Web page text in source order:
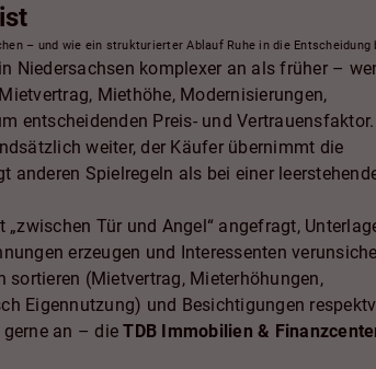
– und wie ein strukturierter Ablauf Ruhe in die Entscheidung
Niedersachsen komplexer an als früher –
Miethöhe, Modernisierungen,
entscheidenden Preis- und
weiter, der Käufer übernimmt die
Spielregeln als bei einer
Tür und Angel“ angefragt,
erzeugen und Interessenten
(Mietvertrag, Mieterhöhungen,
Eigennutzung) und Besichtigungen
gerne an – dieTDB Immobilien &